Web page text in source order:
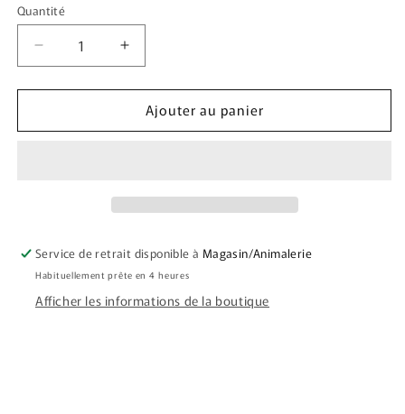
Quantité
Quantité
Réduire
la
quantité
Petcurean
Augmenter
la
quantité
Petcurean
Ajouter au panier
Service de retrait disponible à Magasin/Animalerie
Habituellement prête en 4 heures
Afficher les informations de la boutique